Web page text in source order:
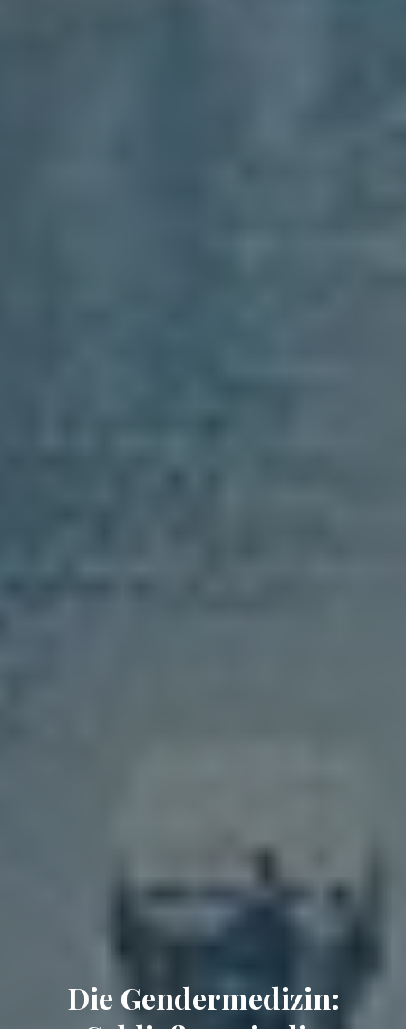
Die Gendermedizin: